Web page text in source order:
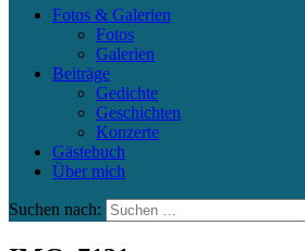
Fotos & Galerien
Fotos
Galerien
Beiträge
Gedichte
Geschichten
Konzerte
Gästebuch
Über mich
Suchen nach: